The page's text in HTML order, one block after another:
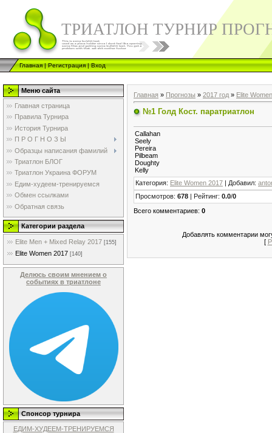
ТРИАТЛОН ТУРНИР
Главная|Регистрация|Вход
Меню сайта
Главная страница
Правила Турнира
История Турнира
П Р О Г Н О З Ы
Образцы написания фамилий
Триатлон БЛОГ
Триатлон Украина ФОРУМ
Едим-худеем-тренируемся
Обмен ссылками
Обратная связь
Категории раздела
Elite Men + Mixed Relay 2017 [155]
Elite Women 2017 [140]
Делюсь своим мнением о
событиях в триатлоне
Спонсор турнира
ЕДИМ-ХУДЕЕМ-ТРЕНИРУЕМСЯ
Главная » Прогнозы » 2017 год » Elite
№1 Голд Кост. паратриатлон
Callahan
Seely
Pereira
Pilbeam
Doughty
Kelly
Категория: Elite Women 2017 | Добавил:
Просмотров: 678 | Рейтинг: 0.0/0
Всего комментариев: 0
Добавлять комментарии
[